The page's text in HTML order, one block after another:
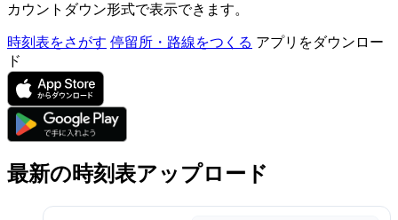
カウントダウン形式で表示できます。
時刻表をさがす 停留所・路線をつくる アプリをダウンロー
ド
最新の時刻表アップロード